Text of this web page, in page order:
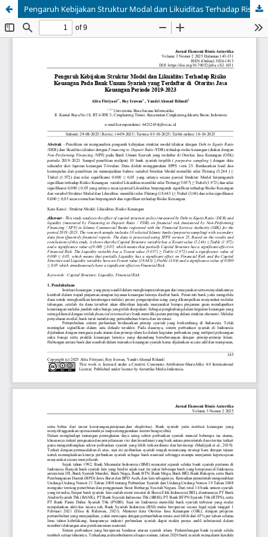
Pengaruh Kebijakan Struktur Modal dan Likuiditas Terhadap Risiko Keuangan Pada Bank Umum Syariah yang Terdaftar di Otoritas Jasa Keuangan Periode 2019-2023